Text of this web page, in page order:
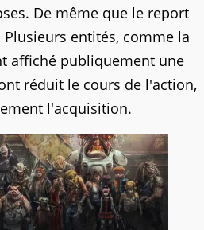
De même que le report
Plusieurs entités, comme la
affiché publiquement une
réduit le cours de l'action,
l'acquisition.